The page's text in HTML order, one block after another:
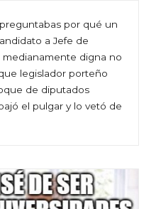
por qué un
a Jefe de
digna no
legislador porteño
de diputados
el pulgar y lo vetó de